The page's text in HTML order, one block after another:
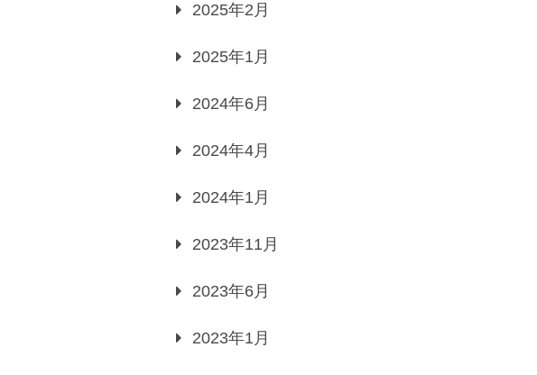
2025年2月
2025年1月
2024年6月
2024年4月
2024年1月
2023年11月
2023年6月
2023年1月